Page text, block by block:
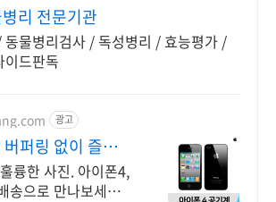
리 전문기관
동물병리검사 / 독성병리 / 효능평가 /
드판독
광고
퍼링 없이 즐겨
륭한 사진. 아이폰4,
송으로 만나보세요.